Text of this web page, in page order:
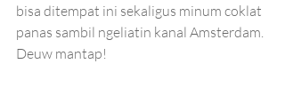
bisa ditempat ini sekaligus minum coklat
panas sambil ngeliatin kanal Amsterdam.
Deuw mantap!